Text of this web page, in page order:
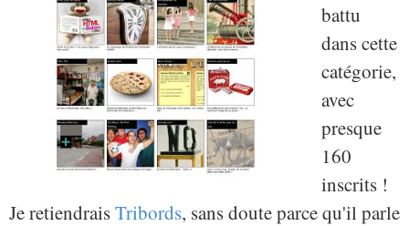
battu
dans cette
catégorie,
avec
presque
160
inscrits !
Je retiendraisTribords, sans doute parce qu'il parle